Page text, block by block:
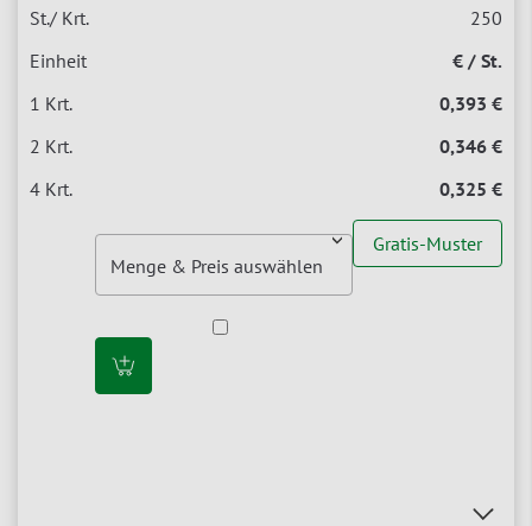
250
€ / St.
0,393 €
0,346 €
0,325 €
Gratis-Muster